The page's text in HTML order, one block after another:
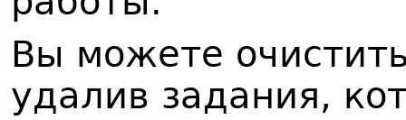
Вы можете
удалив задания,